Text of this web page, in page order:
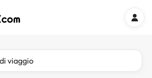
viaggio